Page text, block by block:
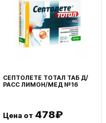
СЕПТОЛЕТЕ ТОТАЛ ТАБ Д/
РАСС ЛИМОН/МЕД №16
Цена от 478₽